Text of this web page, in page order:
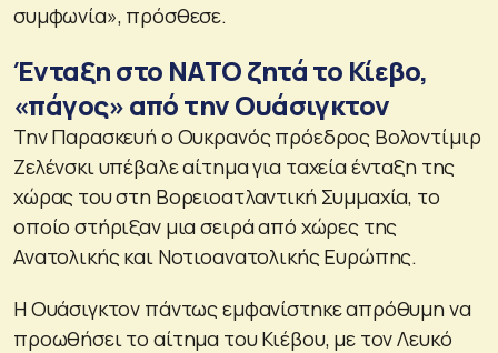
συμφωνία», πρόσθεσε.
Ένταξη στο ΝΑΤΟ ζητά το Κίεβο,
«πάγος» από την Ουάσιγκτον
Την Παρασκευή ο Ουκρανός πρόεδρος Βολοντίμιρ
Ζελένσκι υπέβαλε αίτημα για ταχεία ένταξη της
χώρας του στη Βορειοατλαντική Συμμαχία, το
οποίο στήριξαν μια σειρά από χώρες της
Ανατολικής και Νοτιοανατολικής Ευρώπης.
Η Ουάσιγκτον πάντως εμφανίστηκε απρόθυμη να
προωθήσει το αίτημα του Κιέβου, με τον Λευκό